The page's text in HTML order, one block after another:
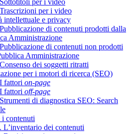
per i video
per i video
intellettuale e privacy
di contenuti prodotti dalla
Amministrazione
di contenuti non prodotti
Amministrazione
dei soggetti ritratti
per i motori di ricerca (SEO)
fattori on-page
fattori off-page
di diagnostica SEO: Search
i contenuti
L’inventario dei contenuti